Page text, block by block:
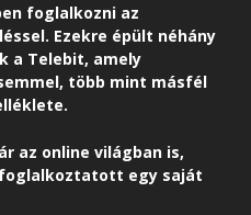
foglalkozni az
Ezekre épült néhány
a Telebit, amely
több mint másfél
az online világban is,
egy saját